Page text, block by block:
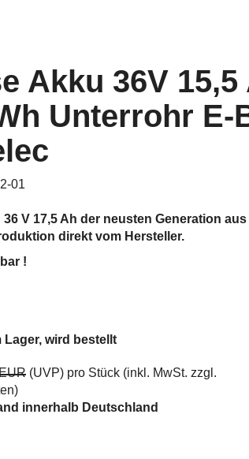
Akku 36V 15,5
Unterrohr E-
01
V 17,5 Ah der neusten Generation aus
direkt vom Hersteller.
!
Lager, wird bestellt
(UVP) pro Stück (inkl. MwSt. zzgl.
)
innerhalb Deutschland